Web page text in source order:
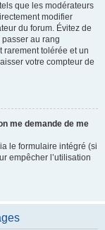
que les modérateurs
modifier
du forum. Évitez de
au rang
rarement tolérée et un
votre compteur de
me demande de me
le formulaire intégré (si
empêcher l’utilisation